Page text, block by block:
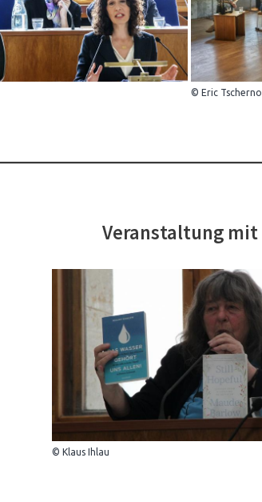
© Eric
Veranstaltung mit
© Klaus Ihlau